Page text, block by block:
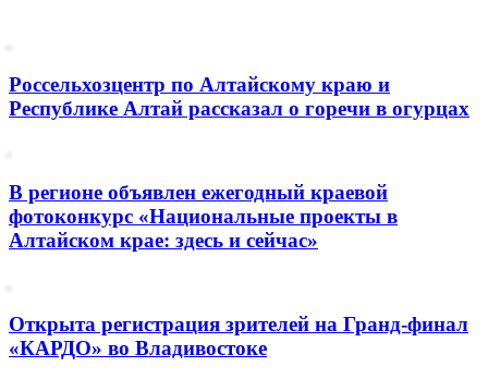
Россельхозцентр по Алтайскому краю и
Республике Алтай рассказал о горечи в огурцах
В регионе объявлен ежегодный краевой
фотоконкурс «Национальные проекты в
Алтайском крае: здесь и сейчас»
Открыта регистрация зрителей на Гранд-финал
«КАРДО» во Владивостоке